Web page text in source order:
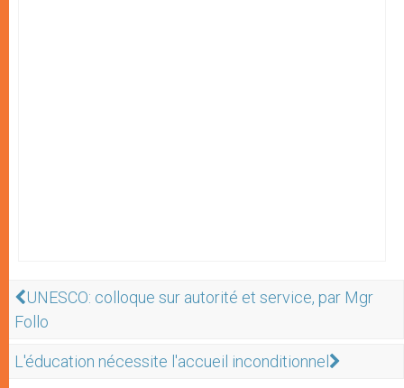
UNESCO: colloque sur autorité et service, par Mgr
Follo
L'éducation nécessite l'accueil inconditionnel